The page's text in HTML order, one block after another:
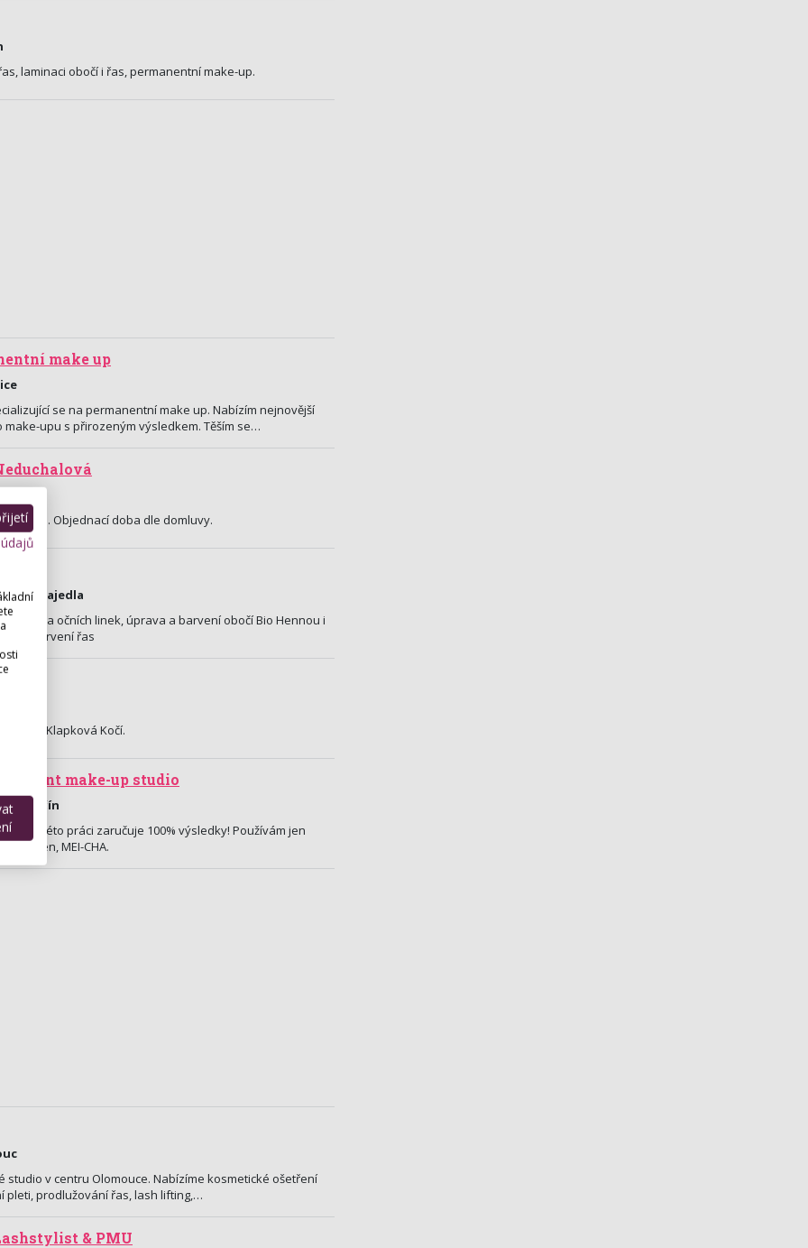
laminaci obočí i řas, permanentní make-up.
make up
se na permanentní make up. Nabízím nejnovější
upu s přirozeným výsledkem. Těším se…
Objednací doba dle domluvy.
Napajedla
rtů a očních linek, úprava a barvení obočí Bio Hennou i
barvení řas
up
Klapková Kočí.
make-up studio
Slavičín
k této práci zaručuje 100% výsledky! Používám jen
Janssen, MEI-CHA.
studio v centru Olomouce. Nabízíme kosmetické ošetření
pleti, prodlužování řas, lash lifting,…
& PMU